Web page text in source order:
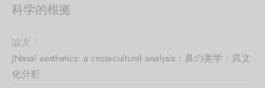
科学的根拠
論文「
JNasal aesthetics: a cross-cultural analysis：鼻の美学：異文
化分析